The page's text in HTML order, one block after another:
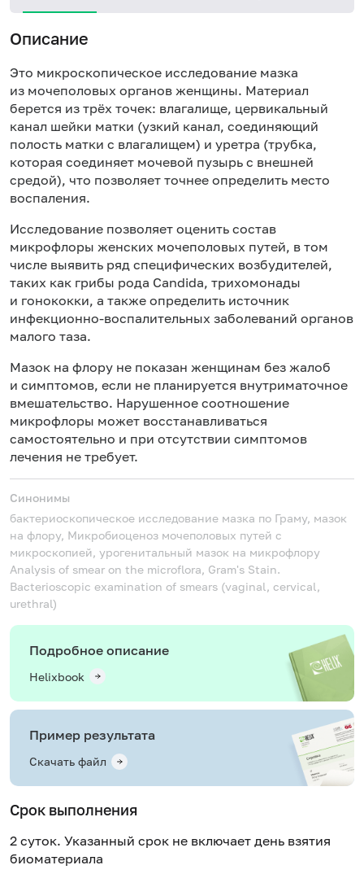
Описание
Это микроскопическое исследование мазка
из мочеполовых органов женщины. Материал
берется из трёх точек: влагалище, цервикальный
канал шейки матки (узкий канал, соединяющий
полость матки с влагалищем) и уретра (трубка,
которая соединяет мочевой пузырь с внешней
средой), что позволяет точнее определить место
воспаления.
Исследование позволяет оценить состав
микрофлоры женских мочеполовых путей, в том
числе выявить ряд специфических возбудителей,
таких как грибы рода Candida, трихомонады
и гонококки, а также определить источник
инфекционно-воспалительных заболеваний органов
малого таза.
Мазок на флору не показан женщинам без жалоб
и симптомов, если не планируется внутриматочное
вмешательство. Нарушенное соотношение
микрофлоры может восстанавливаться
самостоятельно и при отсутствии симптомов
лечения не требует.
Синонимы
бактериоскопическое исследование мазка по Граму, мазок
на флору, Микробиоценоз мочеполовых путей с
микроскопией, урогенитальный мазок на микрофлору
Analysis of smear on the microflora, Gram's Stain.
Bacterioscopic examination of smears (vaginal, cervical,
urethral)
Подробное описание
Helixbook
Пример результата
Скачать файл
Срок выполнения
2 суток. Указанный срок не включает день взятия
биоматериала